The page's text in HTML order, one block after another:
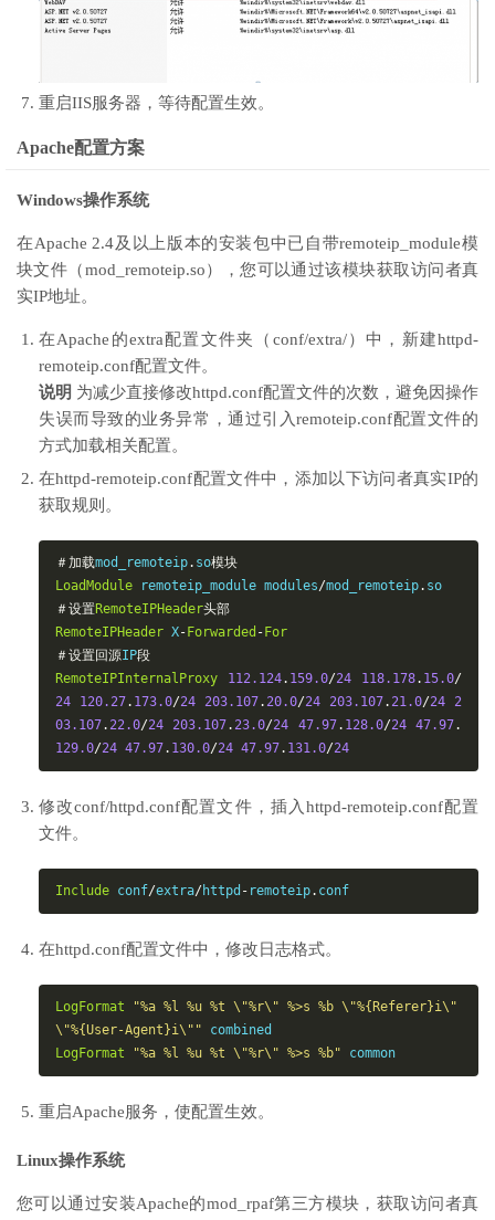
重启IIS服务器，等待配置生效。
Apache配置方案
Windows操作系统
在Apache 2.4及以上版本的安装包中已自带remoteip_module模
块文件（mod_remoteip.so），您可以通过该模块获取访问者真
实IP地址。
在Apache的extra配置文件夹（ conf/extra/）中，新建httpd-
remoteip.conf配置文件。
说明 为减少直接修改httpd.conf配置文件的次数，避免因操作
失误而导致的业务异常，通过引入remoteip.conf配置文件的
方式加载相关配置。
在httpd-remoteip.conf配置文件中，添加以下访问者真实IP的
获取规则。
＃加载mod_remoteip. so模块
LoadModule remoteip_module modules/mod_remoteip.
＃设置RemoteIPHeader头部
RemoteIPHeader X-Forwarded -For
＃设置回源IP段
RemoteIPInternalProxy
112.124. 159.0/24 118.178. 15.0/
24
120.27. 173.0/24 203.107. 20.0/24 203.107. 21 .0/24
2
03.107. 22 .0/24 203.107. 23.0/24 47.97. 128.0/24 47.97.
129.0/24 47.97. 130.0/24 47.97. 131 .0/24
修改conf/httpd.conf配置文件，插入httpd-remoteip.conf配置
文件。
Include conf/extra/httpd - remoteip. conf
在httpd.conf配置文件中，修改日志格式。
LogFormat
"%a %l %u %t \"%r\" %>s %b \"%{Referer}i\"
\"%{User-Agent}i\""
LogFormat
"%a %l %u %t \"%r\" %>s %b" common
重启Apache服务，使配置生效。
Linux操作系统
您可以通过安装Apache的mod_rpaf第三方模块，获取访问者真